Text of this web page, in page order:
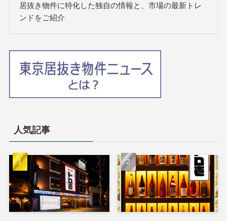
居抜き物件に特化した独自の情報と、市場の最新トレ
ンドをご紹介
人気記事